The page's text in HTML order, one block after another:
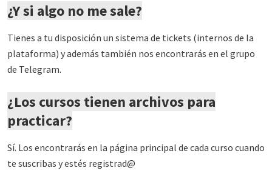
¿Y si algo no me sale?
Tienes a tu disposición un sistema de tickets (internos de la
plataforma) y además también nos encontrarás en el grupo
de Telegram.
¿Los cursos tienen archivos para
practicar?
Sí. Los encontrarás en la página principal de cada curso cuando
te suscribas y estés registrad@